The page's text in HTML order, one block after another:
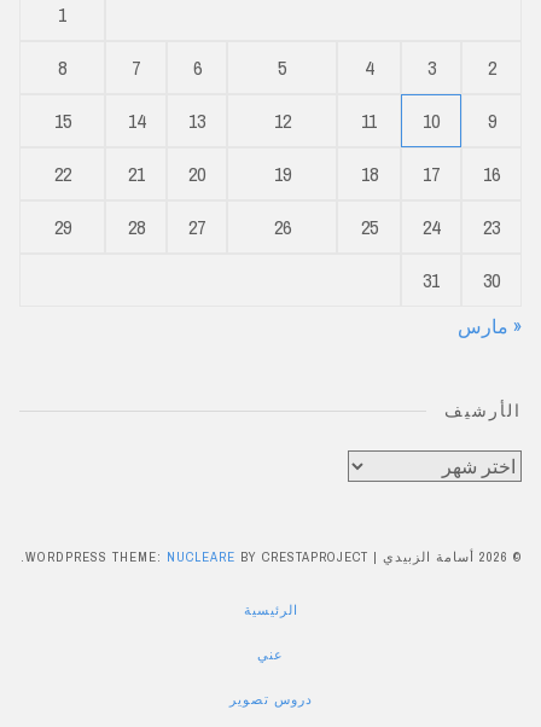
1
2
3
4
5
6
7
8
9
10
11
12
13
14
15
16
17
18
19
20
21
22
23
24
25
26
27
28
29
30
31
« مارس
الأرشيف
الأرشيف
© 2026 أسامة الزبيدي |
WORDPRESS THEME: NUCLEARE BY CRESTAPROJECT.
الرئيسية
عني
دروس تصوير